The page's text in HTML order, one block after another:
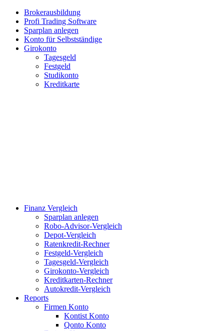
Brokerausbildung
Profi Trading Software
Sparplan anlegen
Konto für Selbstständige
Girokonto
Tagesgeld
Festgeld
Studikonto
Kreditkarte
Finanz Vergleich
Sparplan anlegen
Robo-Advisor-Vergleich
Depot-Vergleich
Ratenkredit-Rechner
Festgeld-Vergleich
Tagesgeld-Vergleich
Girokonto-Vergleich
Kreditkarten-Rechner
Autokredit-Vergleich
Reports
Firmen Konto
Kontist Konto
Qonto Konto